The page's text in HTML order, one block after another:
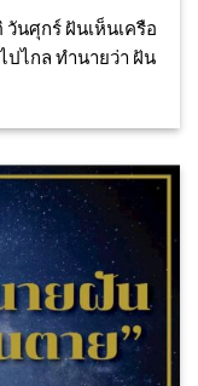
นศุกร์ ฝันเห็นเครือ
ไกล ทำนายว่า ฝัน